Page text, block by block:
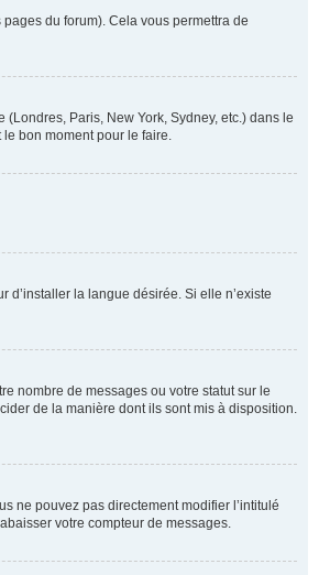
du forum). Cela vous permettra de
Paris, New York, Sydney, etc.) dans le
bon moment pour le faire.
d’installer la langue désirée. Si elle n’existe
nombre de messages ou votre statut sur le
de la manière dont ils sont mis à disposition.
ne pouvez pas directement modifier l’intitulé
votre compteur de messages.